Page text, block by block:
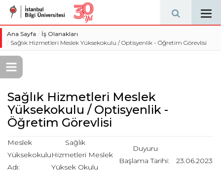
Ana Sayfa
İş Olanakları
Sağlık Hizmetleri Meslek Yüksekokulu / Optisyenlik - Öğretim Görevlisi
Sağlık Hizmetleri Meslek
Yüksekokulu / Optisyenlik -
Öğretim Görevlisi
Meslek
Yüksekokulu
Adı:
Sağlık
Hizmetleri Meslek
Yüksek Okulu
Duyuru
Başlama Tarihi:
23.06.2023